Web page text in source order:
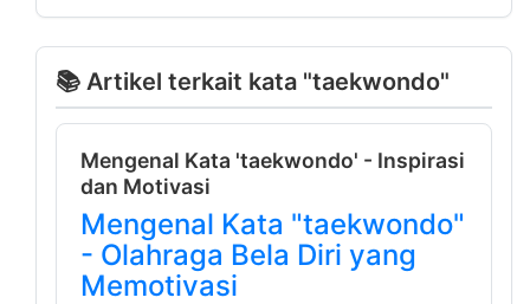
📚 Artikel terkait kata "taekwondo"
Mengenal Kata 'taekwondo' - Inspirasi
dan Motivasi
Mengenal Kata "taekwondo"
- Olahraga Bela Diri yang
Memotivasi